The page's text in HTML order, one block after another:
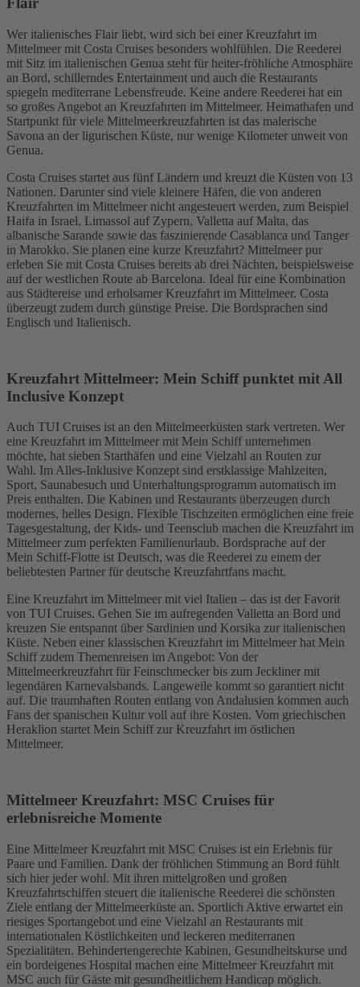
Wer italienisches Flair liebt, wird sich bei einer Kreuzfahrt im
Mittelmeer mit Costa Cruises besonders wohlfühlen. Die Reederei
mit Sitz im italienischen Genua steht für heiter-fröhliche Atmosphäre
an Bord, schillerndes Entertainment und auch die Restaurants
spiegeln mediterrane Lebensfreude. Keine andere Reederei hat ein
so großes Angebot an Kreuzfahrten im Mittelmeer. Heimathafen und
Startpunkt für viele Mittelmeerkreuzfahrten ist das malerische
Savona an der ligurischen Küste, nur wenige Kilometer unweit von
Genua.
Costa Cruises startet aus fünf Ländern und kreuzt die Küsten von 13
Nationen. Darunter sind viele kleinere Häfen, die von anderen
Kreuzfahrten im Mittelmeer nicht angesteuert werden, zum Beispiel
Haifa in Israel, Limassol auf Zypern, Valletta auf Malta, das
albanische Sarande sowie das faszinierende Casablanca und Tanger
in Marokko. Sie planen eine kurze Kreuzfahrt? Mittelmeer pur
erleben Sie mit Costa Cruises bereits ab drei Nächten, beispielsweise
auf der westlichen Route ab Barcelona. Ideal für eine Kombination
aus Städtereise und erholsamer Kreuzfahrt im Mittelmeer. Costa
überzeugt zudem durch günstige Preise. Die Bordsprachen sind
Englisch und Italienisch.
Kreuzfahrt Mittelmeer: Mein Schiff punktet mit All
Inclusive Konzept
Auch TUI Cruises ist an den Mittelmeerküsten stark vertreten. Wer
eine Kreuzfahrt im Mittelmeer mit Mein Schiff unternehmen
möchte, hat sieben Starthäfen und eine Vielzahl an Routen zur
Wahl. Im Alles-Inklusive Konzept sind erstklassige Mahlzeiten,
Sport, Saunabesuch und Unterhaltungsprogramm automatisch im
Preis enthalten. Die Kabinen und Restaurants überzeugen durch
modernes, helles Design. Flexible Tischzeiten ermöglichen eine freie
Tagesgestaltung, der Kids- und Teensclub machen die Kreuzfahrt im
Mittelmeer zum perfekten Familienurlaub. Bordsprache auf der
Mein Schiff-Flotte ist Deutsch, was die Reederei zu einem der
beliebtesten Partner für deutsche Kreuzfahrtfans macht.
Eine Kreuzfahrt im Mittelmeer mit viel Italien – das ist der Favorit
von TUI Cruises. Gehen Sie im aufregenden Valletta an Bord und
kreuzen Sie entspannt über Sardinien und Korsika zur italienischen
Küste. Neben einer klassischen Kreuzfahrt im Mittelmeer hat Mein
Schiff zudem Themenreisen im Angebot: Von der
Mittelmeerkreuzfahrt für Feinschmecker bis zum Jeckliner mit
legendären Karnevalsbands. Langeweile kommt so garantiert nicht
auf. Die traumhaften Routen entlang von Andalusien kommen auch
Fans der spanischen Kultur voll auf ihre Kosten. Vom griechischen
Heraklion startet Mein Schiff zur Kreuzfahrt im östlichen
Mittelmeer.
Mittelmeer Kreuzfahrt: MSC Cruises für
erlebnisreiche Momente
Eine Mittelmeer Kreuzfahrt mit MSC Cruises ist ein Erlebnis für
Paare und Familien. Dank der fröhlichen Stimmung an Bord fühlt
sich hier jeder wohl. Mit ihren mittelgroßen und großen
Kreuzfahrtschiffen steuert die italienische Reederei die schönsten
Ziele entlang der Mittelmeerküste an. Sportlich Aktive erwartet ein
riesiges Sportangebot und eine Vielzahl an Restaurants mit
internationalen Köstlichkeiten und leckeren mediterranen
Spezialitäten. Behindertengerechte Kabinen, Gesundheitskurse und
ein bordeigenes Hospital machen eine Mittelmeer Kreuzfahrt mit
MSC auch für Gäste mit gesundheitlichem Handicap möglich.